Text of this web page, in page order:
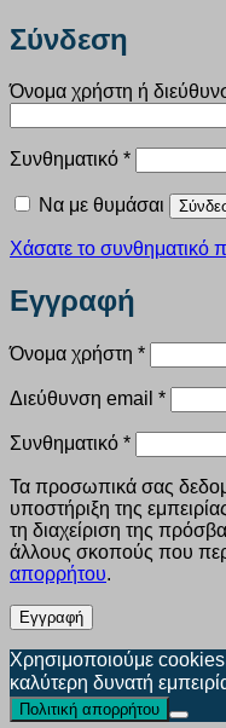
Σύνδεση
Όνομα χρήστη ή
Συνθηματικό *Απαιτείται
Να με θυμάσαι
Χάσατε το συνθηματικό
Εγγραφή
Όνομα χρήστη *Απαιτείται
Διεύθυνση email *
Συνθηματικό *Απαιτείται
Τα προσωπικά σας
υποστήριξη της
τη διαχείριση της
άλλους σκοπούς που
απορρήτου.
Εγγραφή
Χρησιμοποιούμε
καλύτερη δυνατή
Πολιτική απορρήτου